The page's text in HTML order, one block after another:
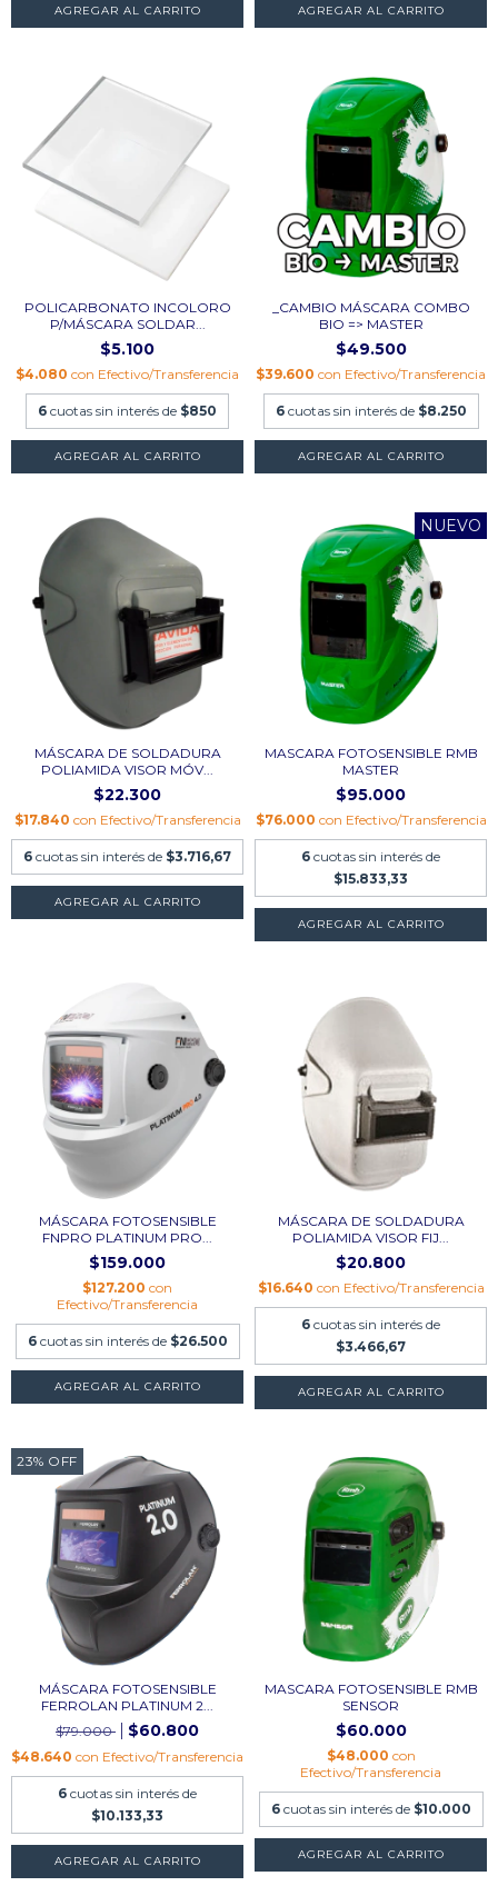
POLICARBONATO INCOLORO
P/MÁSCARA SOLDAR...
$5.100
$4.080 con Efectivo/Transferencia
6 cuotas sin interés de $850
_CAMBIO MÁSCARA COMBO
BIO => MASTER
$49.500
$39.600 con Efectivo/Transferencia
6 cuotas sin interés de $8.250
MÁSCARA DE SOLDADURA
POLIAMIDA VISOR MÓV...
$22.300
$17.840 con Efectivo/Transferencia
6 cuotas sin interés de $3.716,67
NUEVO
MASCARA FOTOSENSIBLE RMB
MASTER
$95.000
$76.000 con Efectivo/Transferencia
6 cuotas sin interés de
$15.833,33
MÁSCARA FOTOSENSIBLE
FNPRO PLATINUM PRO...
$159.000
$127.200 con
Efectivo/Transferencia
6 cuotas sin interés de $26.500
MÁSCARA DE SOLDADURA
POLIAMIDA VISOR FIJ...
$20.800
$16.640 con Efectivo/Transferencia
6 cuotas sin interés de
$3.466,67
23% OFF
MÁSCARA FOTOSENSIBLE
FERROLAN PLATINUM 2...
$79.000
$60.800
$48.640 con Efectivo/Transferencia
6 cuotas sin interés de
$10.133,33
MASCARA FOTOSENSIBLE RMB
SENSOR
$60.000
$48.000 con
Efectivo/Transferencia
6 cuotas sin interés de $10.000